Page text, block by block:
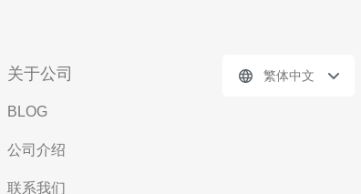
关于公司
BLOG
公司介绍
联系我们
繁体中文